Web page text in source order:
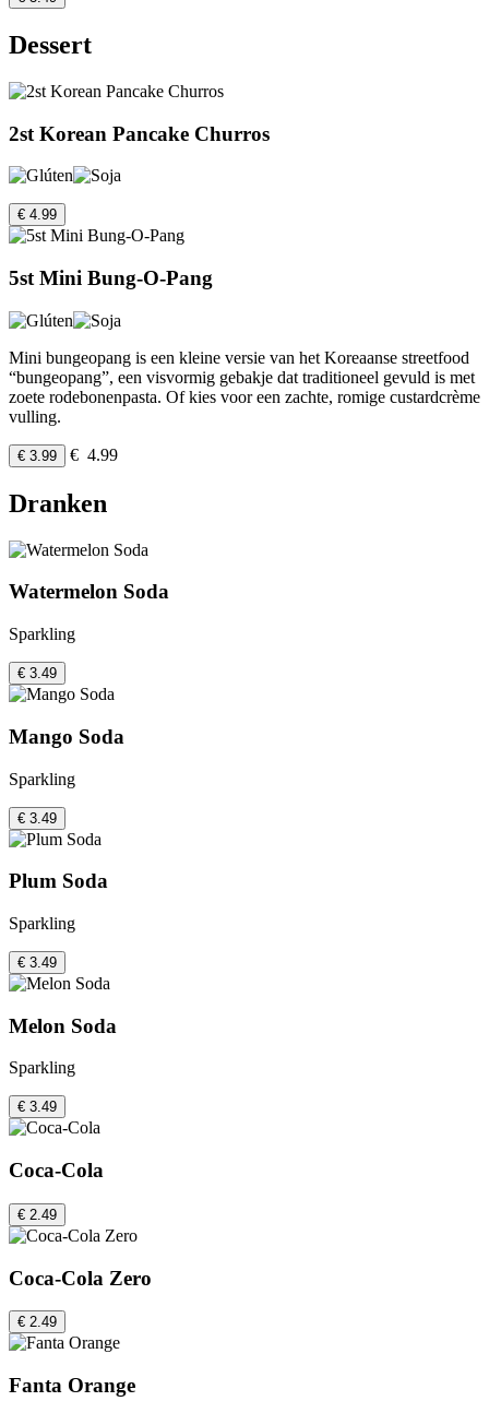
Dessert
2st Korean Pancake Churros
€ 4.99
5st Mini Bung-O-Pang
Mini bungeopang is een kleine versie van het Koreaanse streetfood
“bungeopang”, een visvormig gebakje dat traditioneel gevuld is met
zoete rodebonenpasta. Of kies voor een zachte, romige custardcrème
vulling.
€ 3.99 € 4.99
Dranken
Watermelon Soda
Sparkling
€ 3.49
Mango Soda
Sparkling
€ 3.49
Plum Soda
Sparkling
€ 3.49
Melon Soda
Sparkling
€ 3.49
Coca-Cola
€ 2.49
Coca-Cola Zero
€ 2.49
Fanta Orange